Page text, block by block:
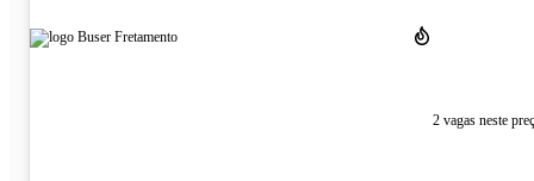
2 vagas neste